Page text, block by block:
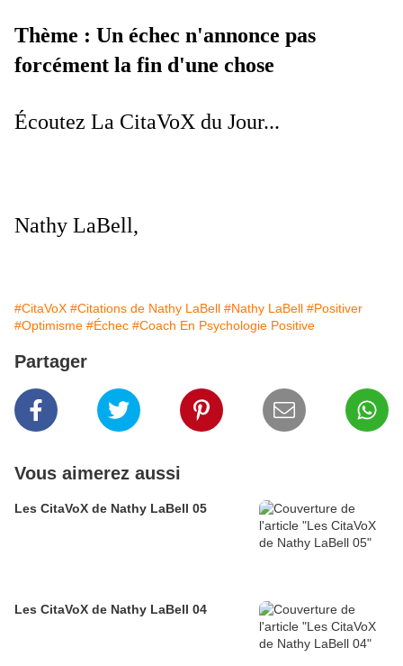
Thème : Un échec n'annonce pas
forcément la fin d'une chose
Écoutez La CitaVoX du Jour...
Nathy LaBell,
#CitaVoX #Citations de Nathy LaBell #Nathy LaBell #Positiver
#Optimisme #Échec #Coach En Psychologie Positive
Partager
Vous aimerez aussi
Les CitaVoX de Nathy LaBell 05
Les CitaVoX de Nathy LaBell 04